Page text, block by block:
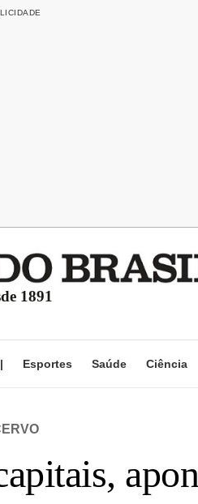
1891
| Esportes Saúde Ciência